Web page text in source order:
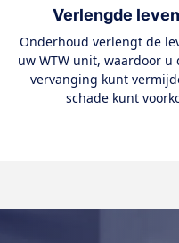
Verlengde
Onderhoud verlengt de
uw WTW unit, waardoor u
vervanging kunt
schade kunt